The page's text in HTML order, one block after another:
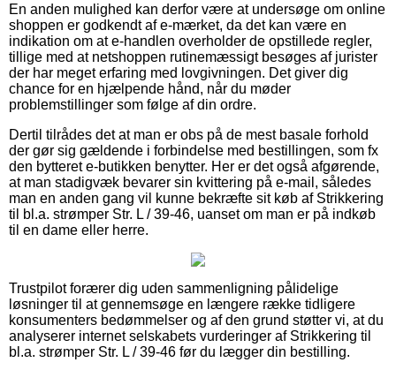
En anden mulighed kan derfor være at undersøge om online
shoppen er godkendt af e-mærket, da det kan være en
indikation om at e-handlen overholder de opstillede regler,
tillige med at netshoppen rutinemæssigt besøges af jurister
der har meget erfaring med lovgivningen. Det giver dig
chance for en hjælpende hånd, når du møder
problemstillinger som følge af din ordre.
Dertil tilrådes det at man er obs på de mest basale forhold
der gør sig gældende i forbindelse med bestillingen, som fx
den bytteret e-butikken benytter. Her er det også afgørende,
at man stadigvæk bevarer sin kvittering på e-mail, således
man en anden gang vil kunne bekræfte sit køb af Strikkering
til bl.a. strømper Str. L / 39-46, uanset om man er på indkøb
til en dame eller herre.
Trustpilot forærer dig uden sammenligning pålidelige
løsninger til at gennemsøge en længere række tidligere
konsumenters bedømmelser og af den grund støtter vi, at du
analyserer internet selskabets vurderinger af Strikkering til
bl.a. strømper Str. L / 39-46 før du lægger din bestilling.